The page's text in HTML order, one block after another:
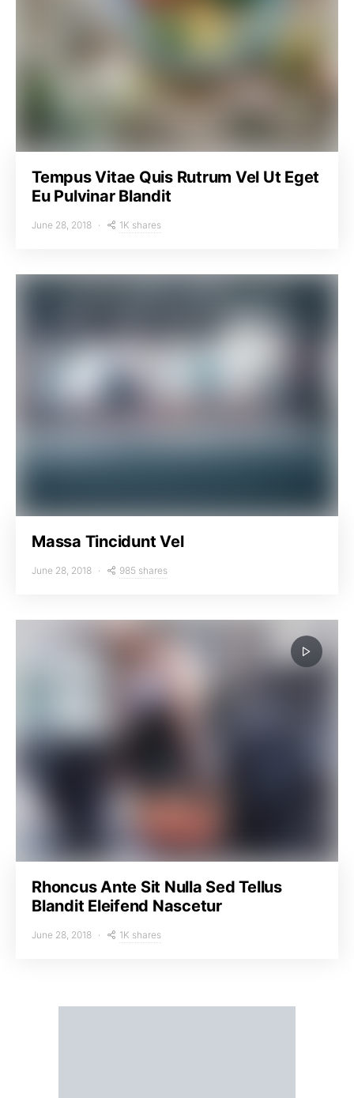
Tempus Vitae Quis Rutrum Vel Ut Eget
Eu Pulvinar Blandit
June 28, 2018 1K shares
Massa Tincidunt Vel
June 28, 2018 985 shares
Rhoncus Ante Sit Nulla Sed Tellus
Blandit Eleifend Nascetur
June 28, 2018 1K shares